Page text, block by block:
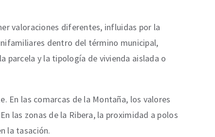
valoraciones diferentes, influidas por la
dentro del término municipal,
parcela y la tipología de vivienda aislada o
En las comarcas de la Montaña, los valores
las zonas de la Ribera, la proximidad a polos
la tasación.